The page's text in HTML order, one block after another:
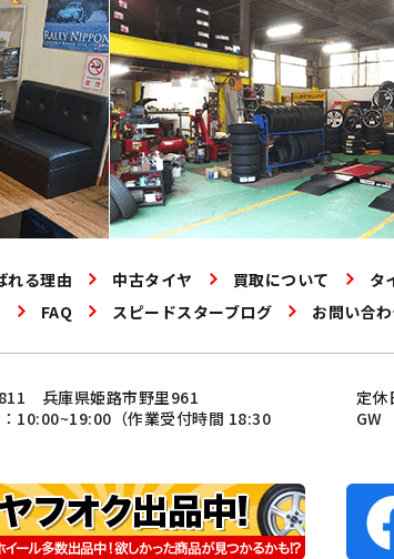
れる理由 中古タイヤ 買取について
タ
FAQ スピードスターブログ お問い合
兵庫県姫路市野里961
10:00~19:00（作業受付時間 18:30
定休
GW